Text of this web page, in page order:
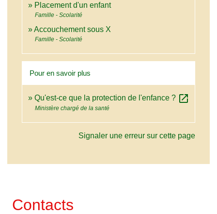
Placement d'un enfant
Famille - Scolarité
Accouchement sous X
Famille - Scolarité
Pour en savoir plus
Qu'est-ce que la protection de l'enfance ? open_in_new
Ministère chargé de la santé
Signaler une erreur sur cette page
Contacts